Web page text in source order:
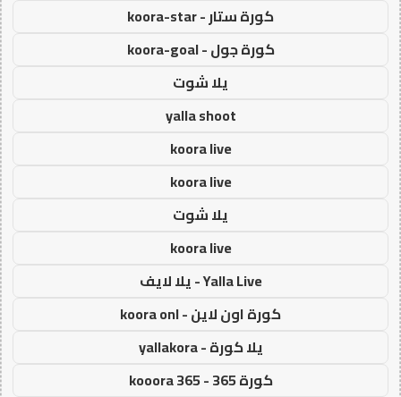
كورة ستار - koora-star
كورة جول - koora-goal
يلا شوت
yalla shoot
koora live
koora live
يلا شوت
koora live
Yalla Live - يلا لايف
كورة اون لاين - koora onl
يلا كورة - yallakora
كورة 365 - kooora 365